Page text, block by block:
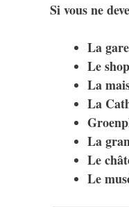
Si vous ne
La
Le
La
La
La
Le
Le